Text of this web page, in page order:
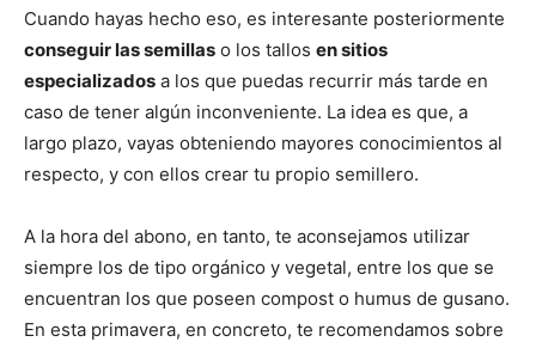
Cuando hayas hecho eso, es interesante posteriormente
conseguir las semillas o los tallos en sitios
especializados a los que puedas recurrir más tarde en
caso de tener algún inconveniente. La idea es que, a
largo plazo, vayas obteniendo mayores conocimientos al
respecto, y con ellos crear tu propio semillero.
A la hora del abono, en tanto, te aconsejamos utilizar
siempre los de tipo orgánico y vegetal, entre los que se
encuentran los que poseen compost o humus de gusano.
En esta primavera, en concreto, te recomendamos sobre